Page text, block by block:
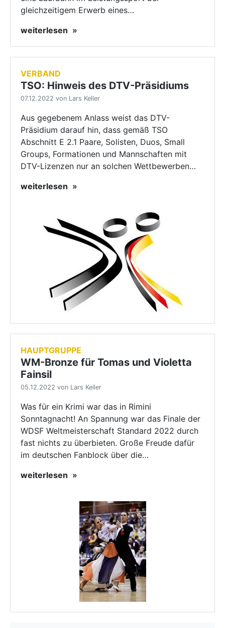
gleichzeitigem Erwerb eines…
weiterlesen
VERBAND
TSO: Hinweis des DTV-Präsidiums
07.12.2022 von Lars Keller
Aus gegebenem Anlass weist das DTV-
Präsidium darauf hin, dass gemäß TSO
Abschnitt E 2.1 Paare, Solisten, Duos, Small
Groups, Formationen und Mannschaften mit
DTV-Lizenzen nur an solchen Wettbewerben…
weiterlesen
HAUPTGRUPPE
WM-Bronze für Tomas und Violetta
Fainsil
05.12.2022 von Lars Keller
Was für ein Krimi war das in Rimini
Sonntagnacht! An Spannung war das Finale der
WDSF Weltmeisterschaft Standard 2022 durch
fast nichts zu überbieten. Große Freude dafür
im deutschen Fanblock über die…
weiterlesen